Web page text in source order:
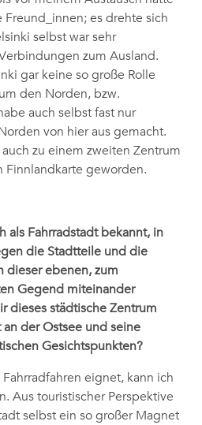
es drehte sich
selbst war sehr
zum Ausland.
gar keine so große Rolle
den Norden, bzw.
auch selbst fast nur
von hier aus gemacht.
zu einem zweiten Zentrum
Finnlandkarte geworden.
als Fahrradstadt bekannt, in
die Stadtteile und die
dieser ebenen, zum
Gegend miteinander
dieses städtische Zentrum
der Ostsee und seine
Gesichtspunkten?
eignet, kann ich
Aus touristischer Perspektive
selbst ein so großer Magnet